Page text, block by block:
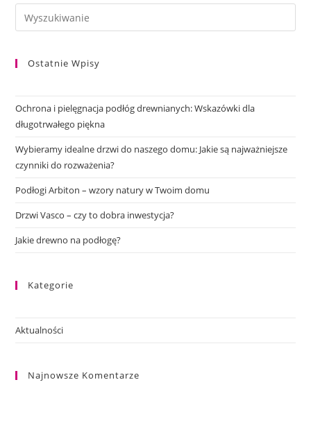
Ostatnie Wpisy
Ochrona i pielęgnacja podłóg drewnianych: Wskazówki dla
długotrwałego piękna
Wybieramy idealne drzwi do naszego domu: Jakie są najważniejsze
czynniki do rozważenia?
Podłogi Arbiton – wzory natury w Twoim domu
Drzwi Vasco – czy to dobra inwestycja?
Jakie drewno na podłogę?
Kategorie
Aktualności
Najnowsze Komentarze